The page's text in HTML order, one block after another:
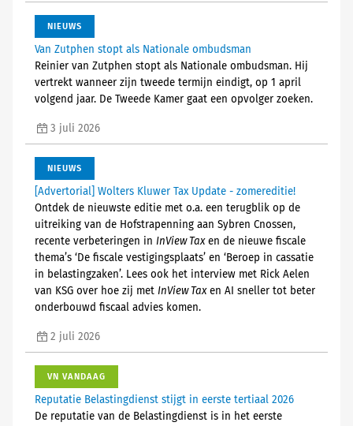
NIEUWS
Van Zutphen stopt als Nationale ombudsman
Reinier van Zutphen stopt als Nationale ombudsman. Hij
vertrekt wanneer zijn tweede termijn eindigt, op 1 april
volgend jaar. De Tweede Kamer gaat een opvolger zoeken.
3 juli 2026
NIEUWS
[Advertorial] Wolters Kluwer Tax Update - zomereditie!
Ontdek de nieuwste editie met o.a. een terugblik op de
uitreiking van de Hofstrapenning aan Sybren Cnossen,
recente verbeteringen in InView Taxen de nieuwe fiscale
thema’s ‘De fiscale vestigingsplaats’ en ‘Beroep in cassatie
in belastingzaken’. Lees ook het interview met Rick Aelen
van KSG over hoe zij met InView Taxen AI sneller tot beter
onderbouwd fiscaal advies komen.
2 juli 2026
VN VANDAAG
Reputatie Belastingdienst stijgt in eerste tertiaal 2026
De reputatie van de Belastingdienst is in het eerste